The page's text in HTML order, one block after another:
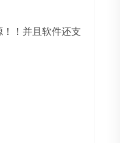
！并且软件还支